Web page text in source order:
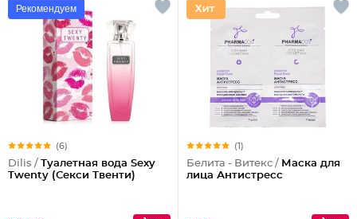
Рекомендуем
(6)
Dilis / Туалетная вода Sexy
Twenty (Секси Твенти)
(1)
Белита - Витекс / Маска для
лица Антистресс